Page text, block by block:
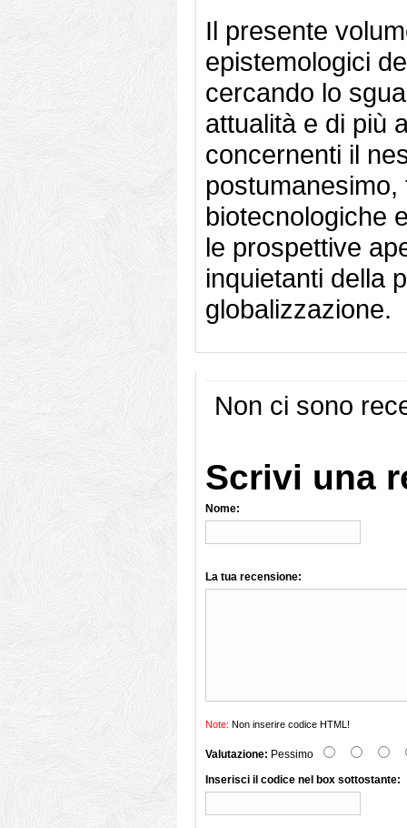
Il presente
epistemologici
cercando lo
attualità e di più
concernenti il
biotecnologiche
le prospettive
inquietanti della
globalizzazione.
Non ci sono
Scrivi una
Nome:
La tua recensione:
Note: Non inserire codice HTML!
Valutazione: Pessimo
Inserisci il codice nel box sottostante: